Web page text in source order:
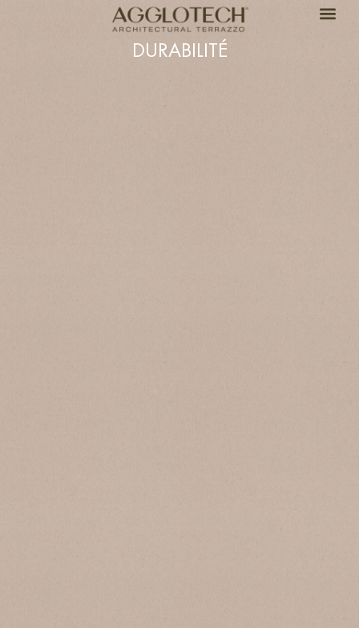
DURABILITÉ